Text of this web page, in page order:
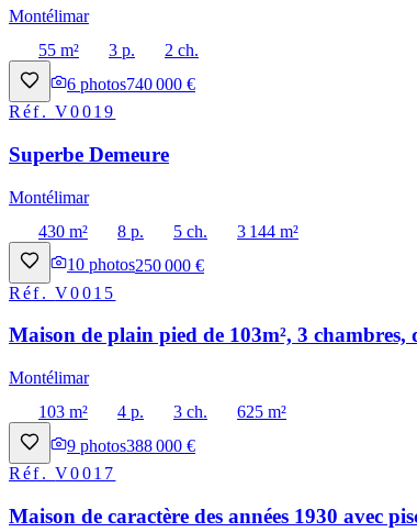
Montélimar
55 m²
3 p.
2 ch.
6 photos740 000 €
Réf.V0019
Superbe Demeure
Montélimar
430 m²
8 p. 5 ch.
3 144 m²
10 photos250 000 €
Réf.V0015
Maison de plain pied de 103m², 3 chambres,
Montélimar
103 m²
4 p. 3 ch.
625 m²
9 photos388 000 €
Réf.V0017
Maison de caractère des années 1930 avec